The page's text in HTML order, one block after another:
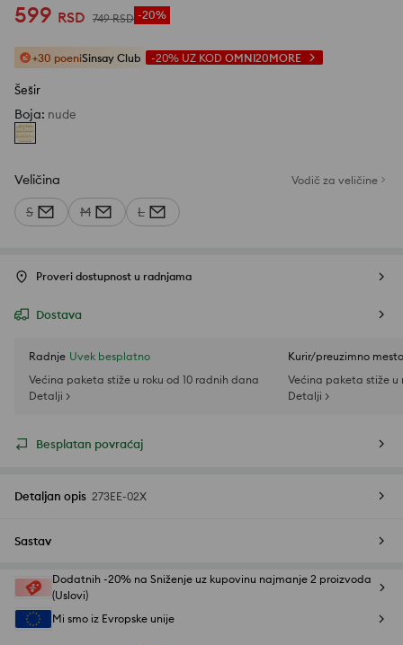
599 RSD 749 RSD -20%
+30 poeniSinsay Club -20% UZ KOD OMNI20MORE
Šešir
Boja: nude
Veličina Vodič za veličine
S M L
Proveri dostupnost u radnjama
Dostava
Radnje Uvek besplatno
Većina paketa stiže u roku od 10 radnih dana
Detalji >
Kurir/preuzimno mesto
Većina paketa stiže u
Detalji >
Besplatan povraćaj
Detaljan opis 273EE-02X
Sastav
Dodatnih -20% na Sniženje uz kupovinu najmanje 2 proizvoda
(Uslovi)
Mi smo iz Evropske unije